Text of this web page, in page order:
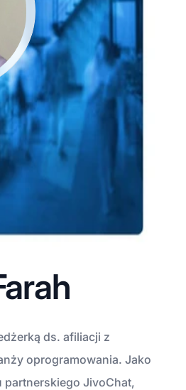
ds. afiliacji z
oprogramowania. Jako
partnerskiego JivoChat,